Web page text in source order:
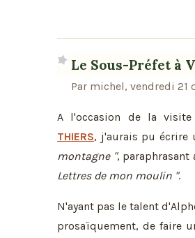
Le Sous-Préfet à
Par michel, vendredi 21
A l'occasion de la
THIERS, j'aurais pu
montagne ", paraphrasant
Lettres de mon moulin ".
N'ayant pas le talent
prosaïquement, de faire